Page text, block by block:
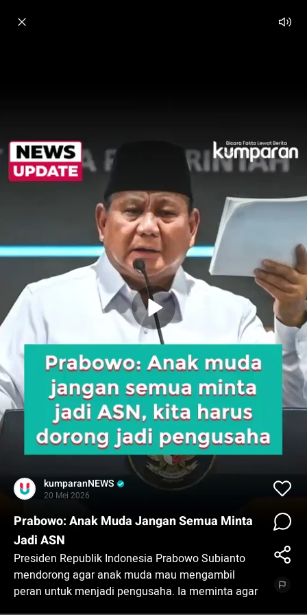
kumparanNEWS
20 Mei 2026
Prabowo: Anak Muda Jangan Semua Minta
Jadi ASN
Presiden Republik Indonesia Prabowo Subianto
mendorong agar anak muda mau mengambil
peran untuk menjadi pengusaha. Ia meminta agar